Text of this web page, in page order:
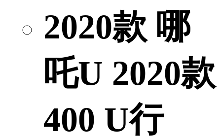
2020款 哪
吒U 2020款
400 U行